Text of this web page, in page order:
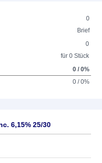
0
Brief
0
für 0 Stück
0 / 0%
0 / 0%
6,15% 25/30